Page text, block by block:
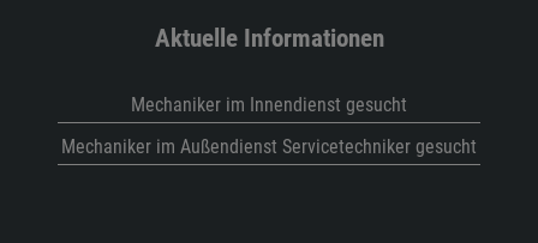
Aktuelle Informationen
Mechaniker im Innendienst gesucht
Mechaniker im Außendienst Servicetechniker gesucht